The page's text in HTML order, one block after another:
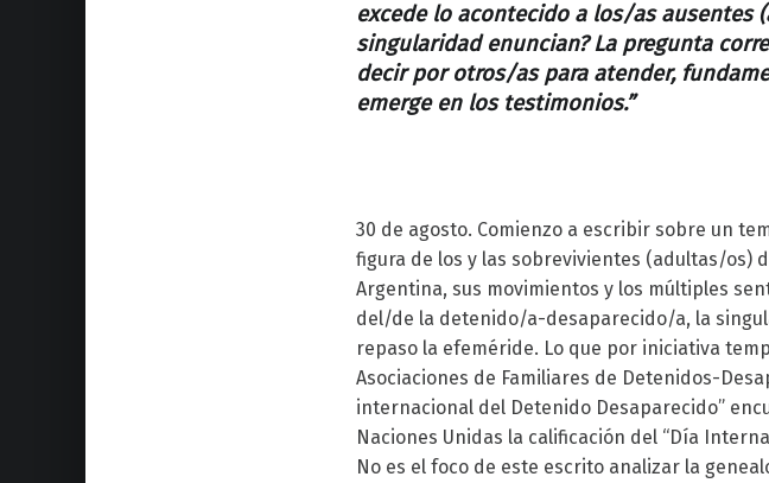
excede lo acontecido a los/as ausentes
singularidad enuncian? La pregunta
decir por otros/as para atender,
emerge en los testimonios.”
30 de agosto. Comienzo a escribir sobre un
figura de los y las sobrevivientes (adultas/os)
Argentina, sus movimientos y los múltiples
del/de la detenido/a-desaparecido/a, la
repaso la efeméride. Lo que por iniciativa
Asociaciones de Familiares de Detenidos-
internacional del Detenido Desaparecido”
Naciones Unidas la calificación del “Día
No es el foco de este escrito analizar la